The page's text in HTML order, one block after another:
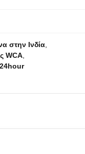
στην Ινδία
WCA